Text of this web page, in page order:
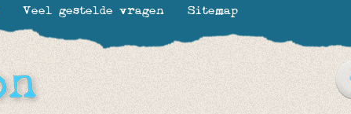
Veel gestelde vragen Sitemap